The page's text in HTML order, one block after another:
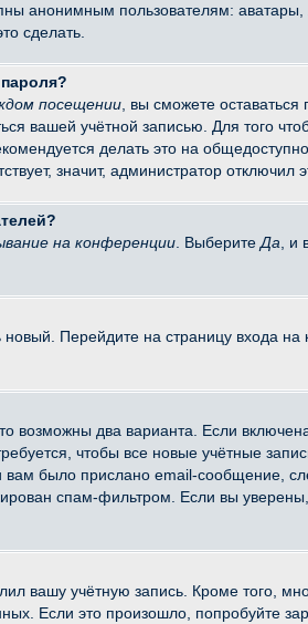
анонимным пользователям:
сделать.
посещении , вы сможете
вашей учётной записью. Для того
делать это на
значит, администратор отключил
на конференции . Выберите Да ,
новый. Перейдите на страницу входа
возможны два варианта. Если
чтобы все новые учётные
было прислано email-сообщение,
спам-фильтром. Если вы
вашу учётную запись. Кроме того,
это произошло, попробуйте